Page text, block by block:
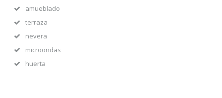
amueblado
terraza
nevera
microondas
huerta